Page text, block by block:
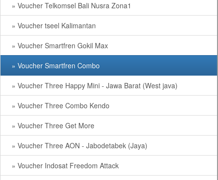
» Voucher Telkomsel Bali Nusra Zona1
» Voucher tseel Kalimantan
» Voucher Smartfren Gokil Max
» Voucher Smartfren Combo
» Voucher Three Happy Mini - Jawa Barat (West java)
» Voucher Three Combo Kendo
» Voucher Three Get More
» Voucher Three AON - Jabodetabek (Jaya)
» Voucher Indosat Freedom Attack